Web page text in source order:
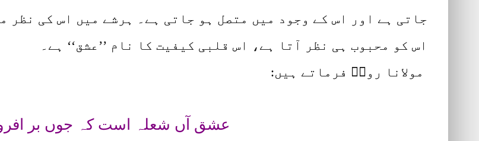
جاتی ہے اور اس کے وجود میں متصل ہو جاتی ہے۔ ہرشے میں اس کی نظر
اس کو محبوب ہی نظر آتا ہے، اس قلبی کیفیت کا نام ’’عشق‘‘ ہے۔
مولانا رومؒ فرماتے ہیں:
عشق آں شعلہ است کہ جوں بر